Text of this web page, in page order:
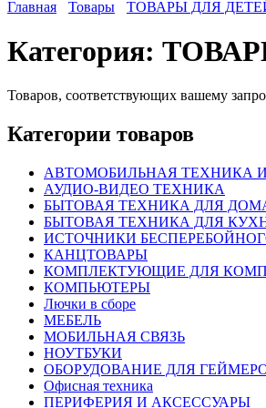
Главная Товары ТОВАРЫ ДЛЯ
Категория:
Товаров, соответствующих вашему
Категории товаров
АВТОМОБИЛЬНАЯ ТЕХНИКА
АУДИО-ВИДЕО ТЕХНИКА
БЫТОВАЯ ТЕХНИКА ДЛЯ
БЫТОВАЯ ТЕХНИКА ДЛЯ
ИСТОЧНИКИ
КАНЦТОВАРЫ
КОМПЛЕКТУЮЩИЕ ДЛЯ
КОМПЬЮТЕРЫ
Лючки в сборе
МЕБЕЛЬ
МОБИЛЬНАЯ СВЯЗЬ
НОУТБУКИ
ОБОРУДОВАНИЕ ДЛЯ
Офисная техника
ПЕРИФЕРИЯ И АКСЕССУАРЫ